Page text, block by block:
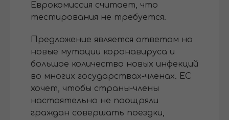
Еврокомиссия считает, что
тестирования не требуется.
Предложение является ответом на
новые мутации коронавируса и
большое количество новых инфекций
во многих государствах-членах. ЕС
хочет, чтобы страны-члены
настоятельно не поощряли
граждан совершать поездки,